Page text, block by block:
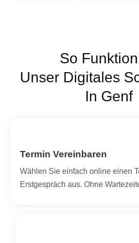
So
Unser Digitales
In Genf
Termin Vereinbaren
Wählen Sie einfach online einen
Erstgespräch aus. Ohne